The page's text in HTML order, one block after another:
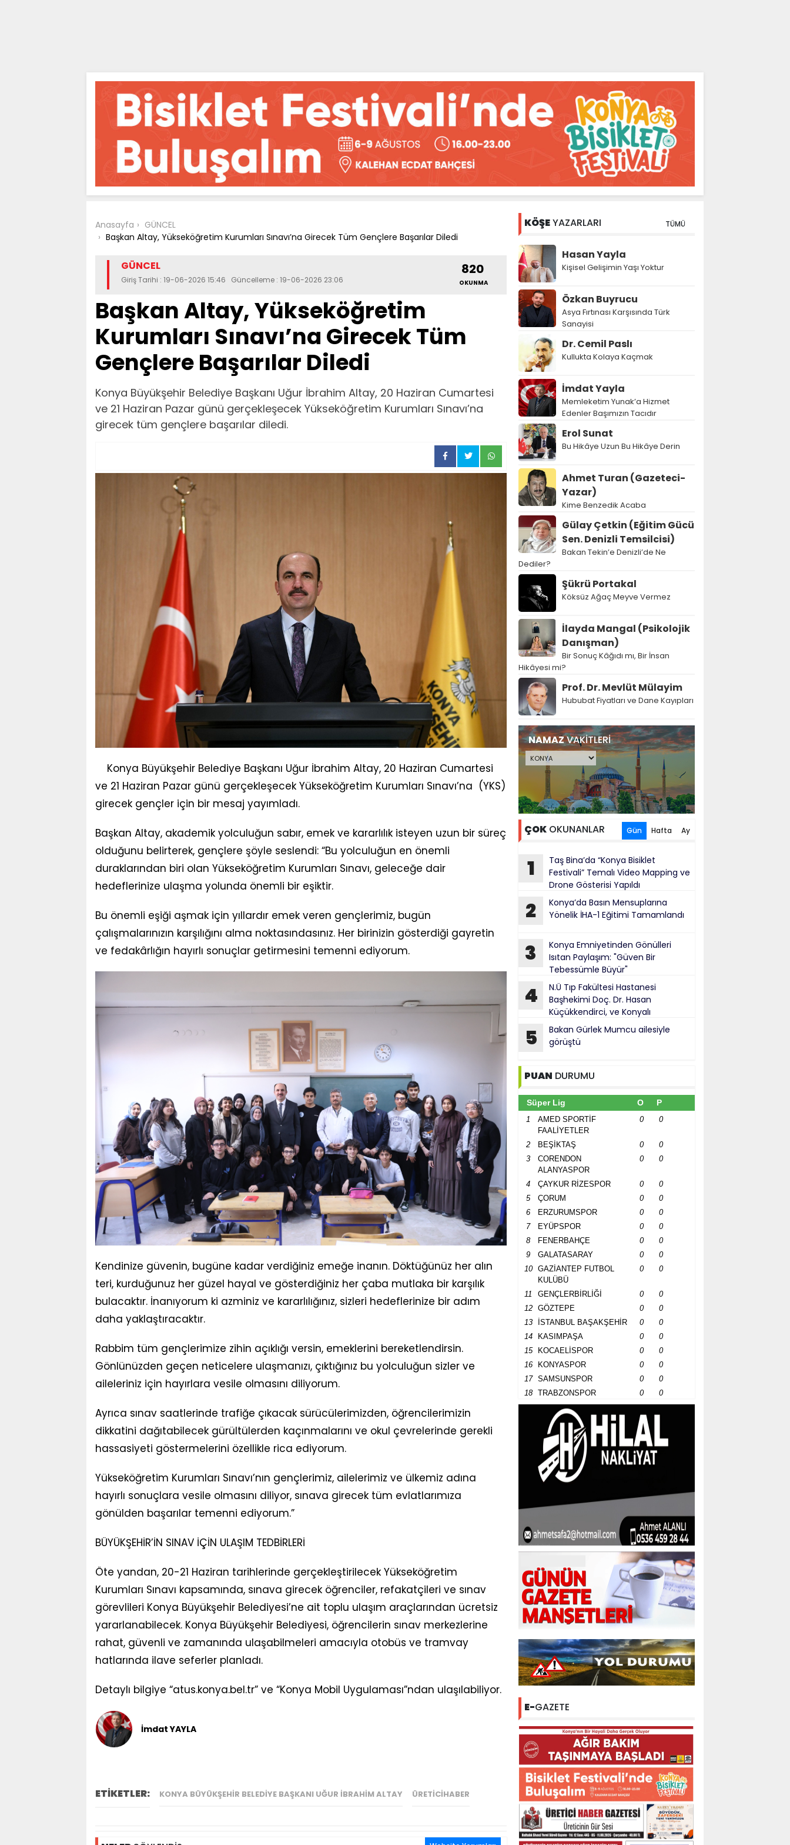
Anasayfa
GÜNCEL
Başkan Altay, Yükseköğretim Kurumları Sınavı’na Girecek Tüm Gençlere Başarılar Diledi
GÜNCEL
Giriş Tarihi : 19-06-2026 15:46 Güncelleme : 19-06-2026 23:06
820
OKUNMA
Başkan Altay, Yükseköğretim
Kurumları Sınavı’na Girecek Tüm
Gençlere Başarılar Diledi
Konya Büyükşehir Belediye Başkanı Uğur İbrahim Altay, 20 Haziran Cumartesi
ve 21 Haziran Pazar günü gerçekleşecek Yükseköğretim Kurumları Sınavı’na
girecek tüm gençlere başarılar diledi.
Konya Büyükşehir Belediye Başkanı Uğur İbrahim Altay, 20 Haziran Cumartesi
ve 21 Haziran Pazar günü gerçekleşecek Yükseköğretim Kurumları Sınavı’na (YKS)
girecek gençler için bir mesaj yayımladı.
Başkan Altay, akademik yolculuğun sabır, emek ve kararlılık isteyen uzun bir süreç
olduğunu belirterek, gençlere şöyle seslendi: “Bu yolculuğun en önemli
duraklarından biri olan Yükseköğretim Kurumları Sınavı, geleceğe dair
hedeflerinize ulaşma yolunda önemli bir eşiktir.
Bu önemli eşiği aşmak için yıllardır emek veren gençlerimiz, bugün
çalışmalarınızın karşılığını alma noktasındasınız. Her birinizin gösterdiği gayretin
ve fedakârlığın hayırlı sonuçlar getirmesini temenni ediyorum.
Kendinize güvenin, bugüne kadar verdiğiniz emeğe inanın. Döktüğünüz her alın
teri, kurduğunuz her güzel hayal ve gösterdiğiniz her çaba mutlaka bir karşılık
bulacaktır. İnanıyorum ki azminiz ve kararlılığınız, sizleri hedeflerinize bir adım
daha yaklaştıracaktır.
Rabbim tüm gençlerimize zihin açıklığı versin, emeklerini bereketlendirsin.
Gönlünüzden geçen neticelere ulaşmanızı, çıktığınız bu yolculuğun sizler ve
aileleriniz için hayırlara vesile olmasını diliyorum.
Ayrıca sınav saatlerinde trafiğe çıkacak sürücülerimizden, öğrencilerimizin
dikkatini dağıtabilecek gürültülerden kaçınmalarını ve okul çevrelerinde gerekli
hassasiyeti göstermelerini özellikle rica ediyorum.
Yükseköğretim Kurumları Sınavı’nın gençlerimiz, ailelerimiz ve ülkemiz adına
hayırlı sonuçlara vesile olmasını diliyor, sınava girecek tüm evlatlarımıza
gönülden başarılar temenni ediyorum.”
BÜYÜKŞEHİR’İN SINAV İÇİN ULAŞIM TEDBİRLERİ
Öte yandan, 20-21 Haziran tarihlerinde gerçekleştirilecek Yükseköğretim
Kurumları Sınavı kapsamında, sınava girecek öğrenciler, refakatçileri ve sınav
görevlileri Konya Büyükşehir Belediyesi’ne ait toplu ulaşım araçlarından ücretsiz
yararlanabilecek. Konya Büyükşehir Belediyesi, öğrencilerin sınav merkezlerine
rahat, güvenli ve zamanında ulaşabilmeleri amacıyla otobüs ve tramvay
hatlarında ilave seferler planladı.
Detaylı bilgiye “atus.konya.bel.tr” ve “Konya Mobil Uygulaması”ndan ulaşılabiliyor.
İmdat YAYLA
ETİKETLER: KONYA BÜYÜKŞEHIR BELEDIYE BAŞKANI UĞUR İBRAHIM ALTAY ÜRETICIHABER
KÖŞEYAZARLARI TÜMÜ
Hasan Yayla
Kişisel Gelişimin Yaşı Yoktur
Özkan Buyrucu
Asya Fırtınası Karşısında Türk
Sanayisi
Dr. Cemil Paslı
Kullukta Kolaya Kaçmak
İmdat Yayla
Memleketim Yunak’a Hizmet
Edenler Başımızın Tacıdır
Erol Sunat
Bu Hikâye Uzun Bu Hikâye Derin
Ahmet Turan (Gazeteci-
Yazar)
Kime Benzedik Acaba
Gülay Çetkin (Eğitim Gücü
Sen. Denizli Temsilcisi)
Bakan Tekin’e Denizli’de Ne
Dediler?
Şükrü Portakal
Köksüz Ağaç Meyve Vermez
İlayda Mangal (Psikolojik
Danışman)
Bir Sonuç Kâğıdı mı, Bir İnsan
Hikâyesi mi?
Prof. Dr. Mevlüt Mülayim
Hububat Fiyatları ve Dane Kayıpları
NAMAZVAKİTLERİ
ÇOK OKUNANLAR Gün Hafta Ay
1
Taş Bina’da “Konya Bisiklet
Festivali” Temalı Video Mapping ve
Drone Gösterisi Yapıldı
2
Konya’da Basın Mensuplarına
Yönelik İHA-1 Eğitimi Tamamlandı
3
Konya Emniyetinden Gönülleri
Isıtan Paylaşım: "Güven Bir
Tebessümle Büyür"
4
N.Ü Tıp Fakültesi Hastanesi
Başhekimi Doç. Dr. Hasan
Küçükkendirci, ve Konyalı
bürokratlar, Konya Cumhuriyet Başsavcısı
Mehmet Uzun’a hayırlı olsun ziyareti
5
Bakan Gürlek Mumcu ailesiyle
görüştü
PUAN DURUMU
Süper Lig O P
1
AMED SPORTİF
FAALİYETLER
0 0
2 BEŞİKTAŞ 0
0
3
CORENDON
ALANYASPOR
0 0
4 ÇAYKUR RİZESPOR 0
0
5
ÇORUM 0
0
6
ERZURUMSPOR 0
0
7
EYÜPSPOR 0
0
8
FENERBAHÇE 0
0
9
GALATASARAY 0
0
10
GAZİANTEP FUTBOL
KULÜBÜ
0 0
11 GENÇLERBİRLİĞİ 0
0
12
GÖZTEPE 0
0
13
İSTANBUL BAŞAKŞEHİR 0
0
14
KASIMPAŞA 0
0
15
KOCAELİSPOR 0
0
16
KONYASPOR 0
0
17
SAMSUNSPOR 0
0
18
TRABZONSPOR 0 0
E-GAZETE